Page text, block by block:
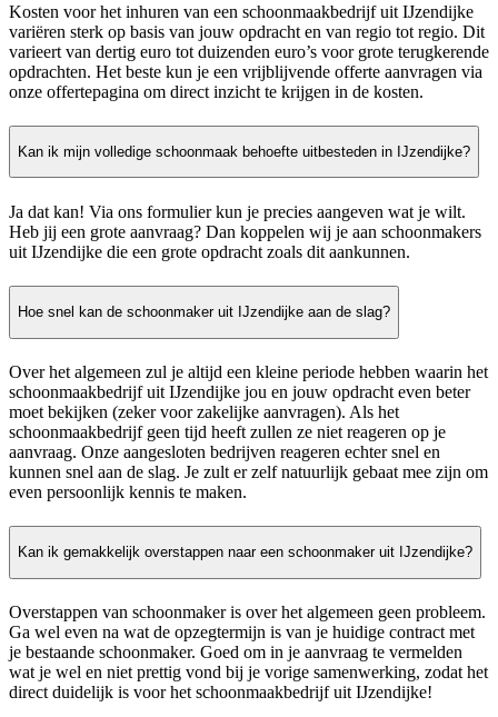
Kosten voor het inhuren van een schoonmaakbedrijf uit IJzendijke
variëren sterk op basis van jouw opdracht en van regio tot regio. Dit
varieert van dertig euro tot duizenden euro’s voor grote terugkerende
opdrachten. Het beste kun je een vrijblijvende offerte aanvragen via
onze offertepagina om direct inzicht te krijgen in de kosten.
Kan ik mijn volledige schoonmaak behoefte uitbesteden in IJzendijke?
Ja dat kan! Via ons formulier kun je precies aangeven wat je wilt.
Heb jij een grote aanvraag? Dan koppelen wij je aan schoonmakers
uit IJzendijke die een grote opdracht zoals dit aankunnen.
Hoe snel kan de schoonmaker uit IJzendijke aan de slag?
Over het algemeen zul je altijd een kleine periode hebben waarin het
schoonmaakbedrijf uit IJzendijke jou en jouw opdracht even beter
moet bekijken (zeker voor zakelijke aanvragen). Als het
schoonmaakbedrijf geen tijd heeft zullen ze niet reageren op je
aanvraag. Onze aangesloten bedrijven reageren echter snel en
kunnen snel aan de slag. Je zult er zelf natuurlijk gebaat mee zijn om
even persoonlijk kennis te maken.
Kan ik gemakkelijk overstappen naar een schoonmaker uit IJzendijke?
Overstappen van schoonmaker is over het algemeen geen probleem.
Ga wel even na wat de opzegtermijn is van je huidige contract met
je bestaande schoonmaker. Goed om in je aanvraag te vermelden
wat je wel en niet prettig vond bij je vorige samenwerking, zodat het
direct duidelijk is voor het schoonmaakbedrijf uit IJzendijke!